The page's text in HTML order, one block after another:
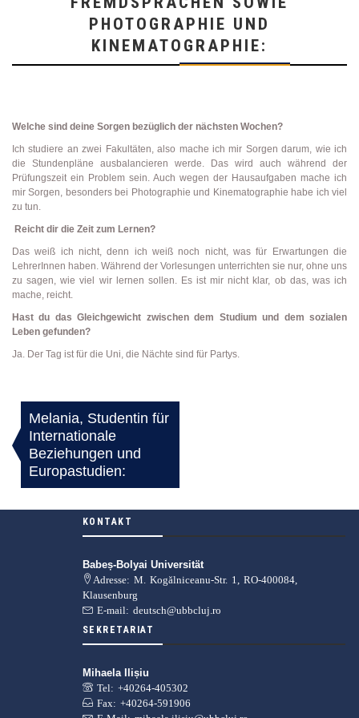
PHOTOGRAPHIE UND
KINEMATOGRAPHIE:
Welche sind deine Sorgen bezüglich der nächsten Wochen?
Ich studiere an zwei Fakultäten, also mache ich mir Sorgen darum, wie ich
die Stundenpläne ausbalancieren werde. Das wird auch während der
Prüfungszeit ein Problem sein. Auch wegen der Hausaufgaben mache ich
mir Sorgen, besonders bei Photographie und Kinematographie habe ich viel
zu tun.
Reicht dir die Zeit zum Lernen?
Das weiß ich nicht, denn ich weiß noch nicht, was für Erwartungen die
LehrerInnen haben. Während der Vorlesungen unterrichten sie nur, ohne uns
zu sagen, wie viel wir lernen sollen. Es ist mir nicht klar, ob das, was ich
mache, reicht.
Hast du das Gleichgewicht zwischen dem Studium und dem sozialen
Leben gefunden?
Ja. Der Tag ist für die Uni, die Nächte sind für Partys.
BEITRAGSNAVIGATION
Melania, Studentin für
Internationale
Beziehungen und
Europastudien:
KONTAKT
Babeș-Bolyai Universität
Adresse: M. Kogălniceanu-Str. 1, RO-400084,
Klausenburg
E-mail: deutsch@ubbcluj.ro
SEKRETARIAT
Mihaela Ilișiu
Tel: +40264-405302
Fax: +40264-591906